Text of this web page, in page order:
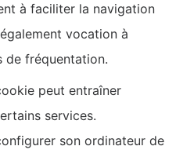
à faciliter la navigation
vocation à
de fréquentation.
peut entraîner
services.
son ordinateur de